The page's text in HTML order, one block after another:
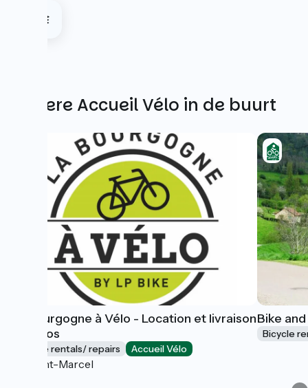
Andere Accueil Vélo in de buurt
La Bourgogne à Vélo - Location et livraison
de vélos
Bicycle rentals/ repairs Accueil Vélo
Saint-Marcel
Bike
Bicycle